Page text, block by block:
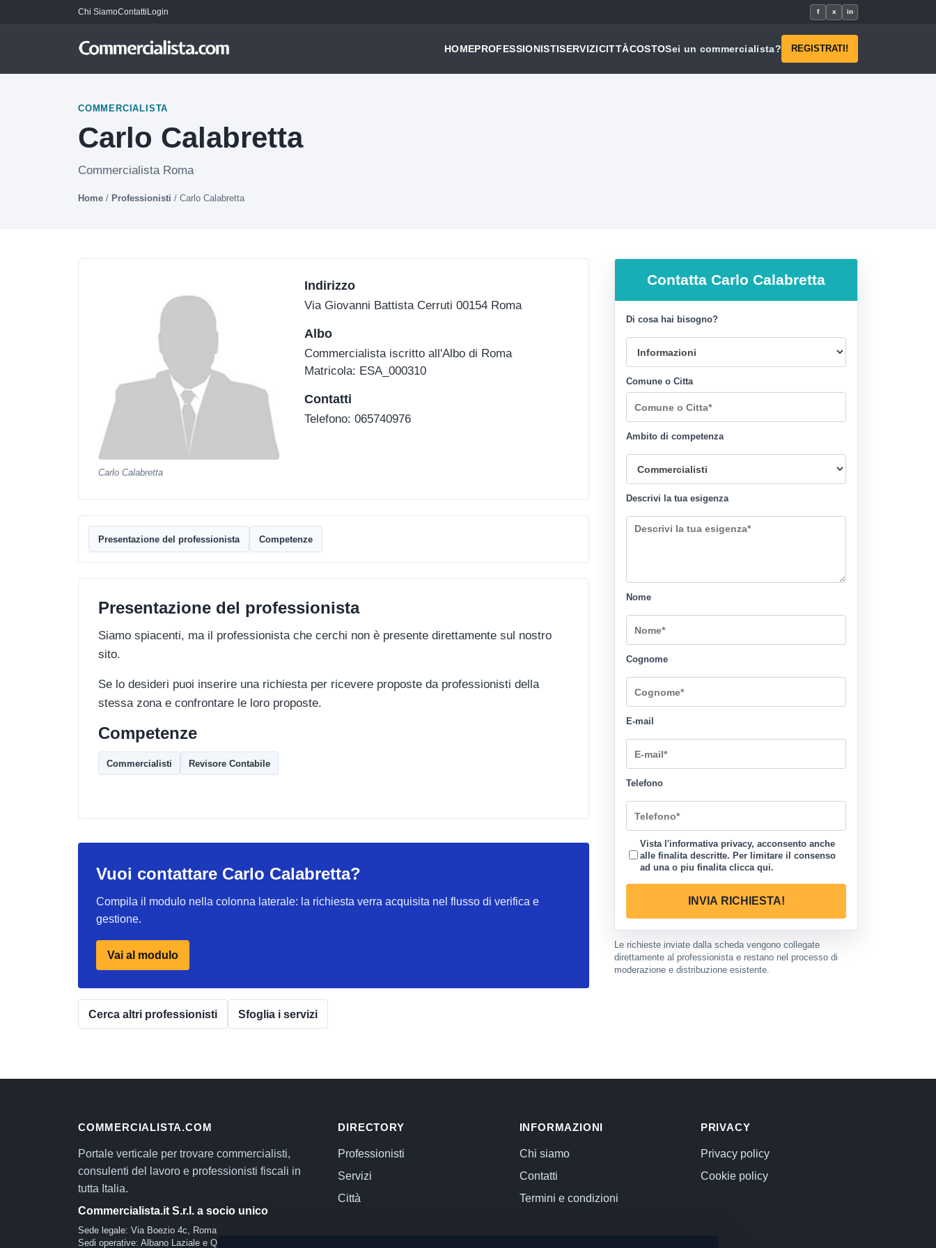
Chi SiamoContattiLogin f x in
HOMEPROFESSIONISTISERVIZICITTÀCOSTOSei un commercialista? REGISTRATI!
COMMERCIALISTA
Carlo Calabretta
Commercialista Roma
Home / Professionisti / Carlo Calabretta
Carlo Calabretta
Indirizzo
Via Giovanni Battista Cerruti 00154 Roma
Albo
Commercialista iscritto all'Albo di Roma
Matricola: ESA_000310
Contatti
Telefono: 065740976
Presentazione del professionista Competenze
Presentazione del professionista
Siamo spiacenti, ma il professionista che cerchi non è presente direttamente sul nostro
sito.
Se lo desideri puoi inserire una richiesta per ricevere proposte da professionisti della
stessa zona e confrontare le loro proposte.
Competenze
Commercialisti Revisore Contabile
Vuoi contattare Carlo Calabretta?
Compila il modulo nella colonna laterale: la richiesta verra acquisita nel flusso di verifica e
gestione.
Vai al modulo
Cerca altri professionisti Sfoglia i servizi
Contatta Carlo Calabretta
Di cosa hai bisogno?
Comune o Citta
Ambito di competenza
Descrivi la tua esigenza
Nome
Cognome
E-mail
Telefono
Vista l'informativa privacy, acconsento anche
alle finalita descritte. Per limitare il consenso
ad una o piu finalita clicca qui.
INVIA RICHIESTA!
Le richieste inviate dalla scheda vengono collegate
direttamente al professionista e restano nel processo di
moderazione e distribuzione esistente.
COMMERCIALISTA.COM
Portale verticale per trovare commercialisti,
consulenti del lavoro e professionisti fiscali in
tutta Italia.
Commercialista.it S.r.l. a socio unico
Sede legale: Via Boezio 4c, Roma
Sedi operative: Albano Laziale e Quartu Sant'Elena
DIRECTORY
Professionisti
Servizi
Città
INFORMAZIONI
Chi siamo
Contatti
Termini e condizioni
PRIVACY
Privacy policy
Cookie policy